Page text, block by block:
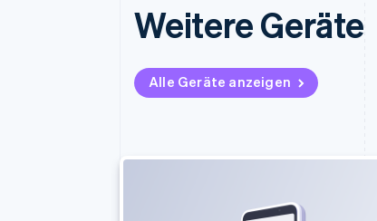
Weitere Geräte
Alle Geräte anzeigen